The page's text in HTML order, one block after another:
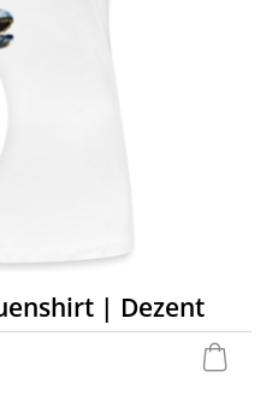
| Dezent